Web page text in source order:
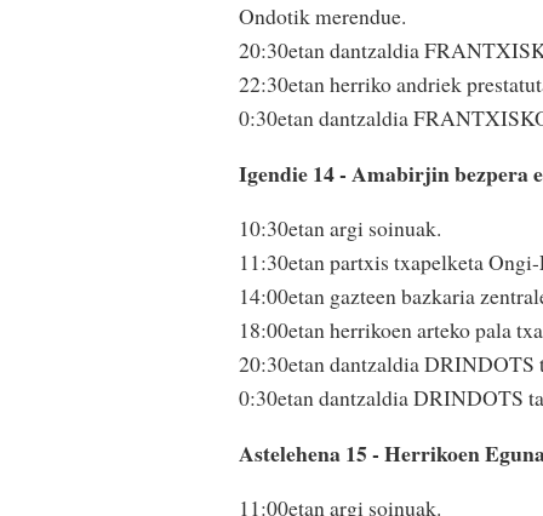
Ondotik merendue.
20:30etan dantzaldia
22:30etan herriko andriek
0:30etan dantzaldia
Igendie 14 - Amabirjin bezpera
10:30etan argi soinuak.
11:30etan partxis txapelketa
14:00etan gazteen bazkaria
18:00etan herrikoen arteko pala
20:30etan dantzaldia DRINDOTS
0:30etan dantzaldia DRINDOTS
Astelehena 15 - Herrikoen
11:00etan argi soinuak.